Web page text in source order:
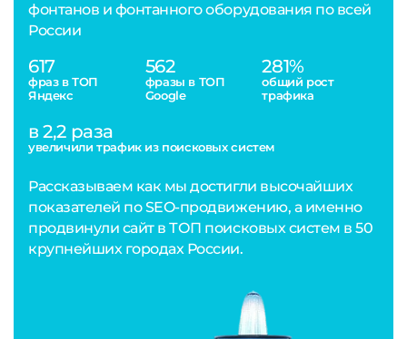
фонтанов и фонтанного оборудования по всей
России
617
фраз в ТОП
Яндекс
562
фразы в ТОП
Google
281%
общий рост
трафика
в 2,2 раза
увеличили трафик из поисковых систем
Рассказываем как мы достигли высочайших
показателей по SEO-продвижению, а именно
продвинули сайт в ТОП поисковых систем в 50
крупнейших городах России.